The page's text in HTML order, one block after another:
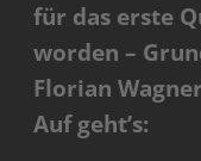
für das erste
worden –
Florian
Auf geht’s: